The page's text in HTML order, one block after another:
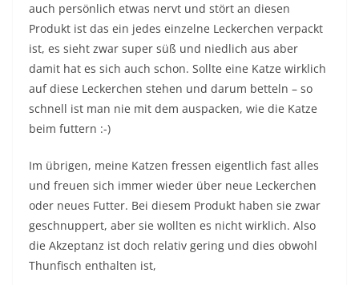
auch persönlich etwas nervt und stört an diesen
Produkt ist das ein jedes einzelne Leckerchen verpackt
ist, es sieht zwar super süß und niedlich aus aber
damit hat es sich auch schon. Sollte eine Katze wirklich
auf diese Leckerchen stehen und darum betteln – so
schnell ist man nie mit dem auspacken, wie die Katze
beim futtern :-)
Im übrigen, meine Katzen fressen eigentlich fast alles
und freuen sich immer wieder über neue Leckerchen
oder neues Futter. Bei diesem Produkt haben sie zwar
geschnuppert, aber sie wollten es nicht wirklich. Also
die Akzeptanz ist doch relativ gering und dies obwohl
Thunfisch enthalten ist,